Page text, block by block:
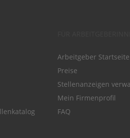
Arbeitgeber Startseite
Preise
Stellenanzeigen
Mein Firmenprofil
FAQ